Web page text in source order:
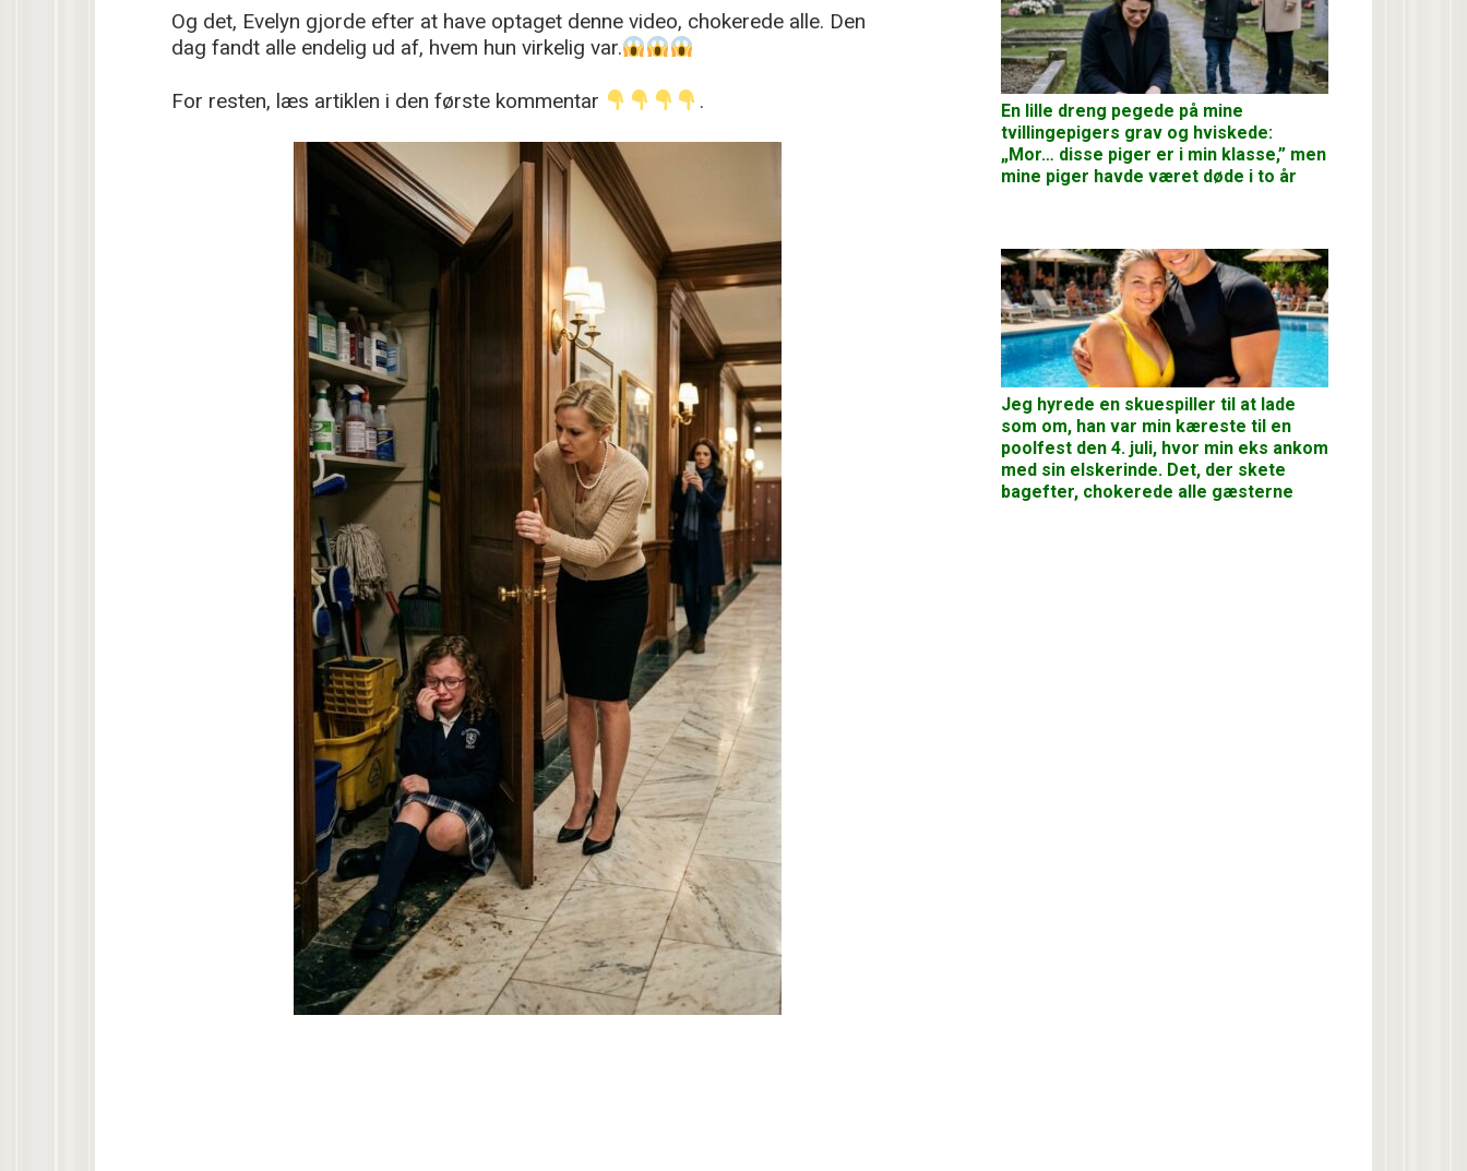
Og det, Evelyn gjorde efter at have optaget denne video, chokerede alle. Den
dag fandt alle endelig ud af, hvem hun virkelig var.
For resten, læs artiklen i den første kommentar .
En lille dreng pegede på mine
tvillingepigers grav og hviskede:
„Mor… disse piger er i min klasse,” men
mine piger havde været døde i to år
Jeg hyrede en skuespiller til at lade
som om, han var min kæreste til en
poolfest den 4. juli, hvor min eks ankom
med sin elskerinde. Det, der skete
bagefter, chokerede alle gæsterne